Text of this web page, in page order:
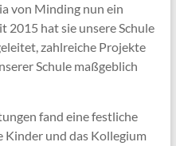
von Minding nun ein
2015 hat sie unsere Schule
zahlreiche Projekte
Schule maßgeblich
fand eine festliche
Kinder und das Kollegium